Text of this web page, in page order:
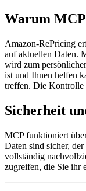
Warum
Amazon-RePricing
auf aktuellen Daten.
wird zum
ist und Ihnen helfen
treffen. Die Kontrolle
Sicherheit
MCP funktioniert
Daten sind sicher,
vollständig
zugreifen, die Sie ihr